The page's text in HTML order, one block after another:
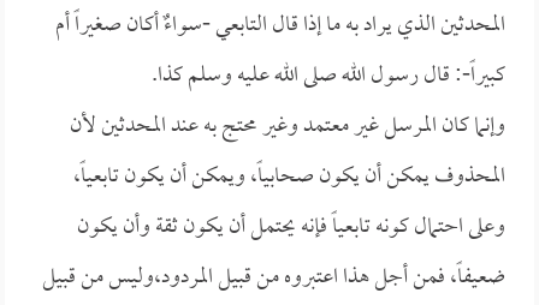
المحدثين الذي يراد به ما إذا قال التابعي -سواءٌ أكان صغيراً أم
كبيراً-: قال رسول الله صلى الله عليه وسلم كذا.
وإنما كان المرسل غير معتمد وغير محتج به عند المحدثين لأن
المحذوف يمكن أن يكون صحابياً، ويمكن أن يكون تابعياً،
وعلى احتمال كونه تابعياً فإنه يحتمل أن يكون ثقة وأن يكون
ضعيفاً، فمن أجل هذا اعتبروه من قبيل المردود،وليس من قبيل